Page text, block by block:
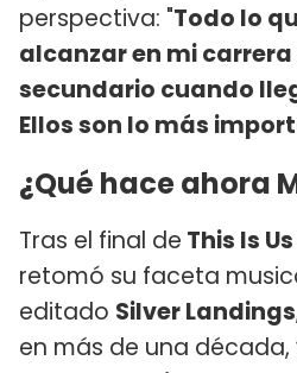
perspectiva: "Todo lo
alcanzar en mi carrera
secundario cuando
Ellos son lo más
¿Qué hace ahora
Tras el final de This Is Us
retomó su faceta
editado Silver Landings
en más de una